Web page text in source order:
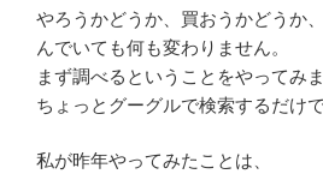
やろうかどうか、買おうかどうか
んでいても何も変わりません。
まず調べるということをやってみま
ちょっとグーグルで検索するだけ
私が昨年やってみたことは、